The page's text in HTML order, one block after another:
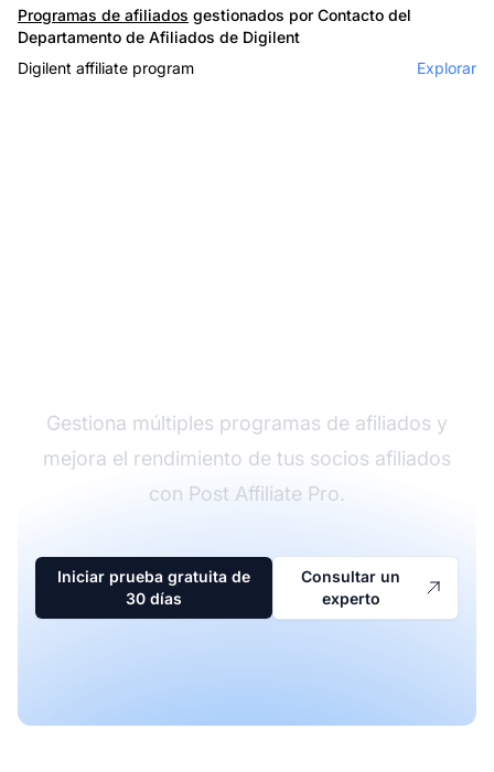
Programas de afiliados gestionados por Contacto del
Departamento de Afiliados de Digilent
Digilent affiliate program
Explorar
Gestiona múltiples programas de afiliados y
mejora el rendimiento de tus socios afiliados
con Post Affiliate Pro.
Iniciar prueba gratuita de
30 días
Consultar un
experto